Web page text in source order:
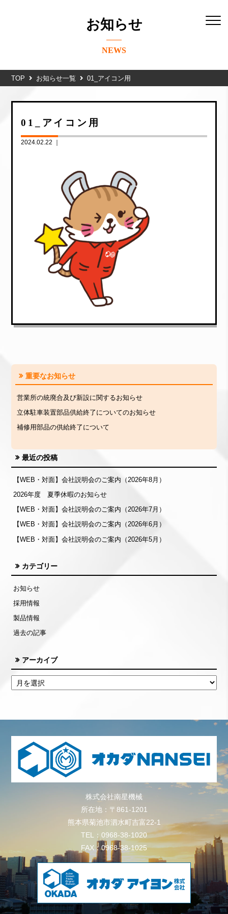
お知らせ
NEWS
TOP お知らせ一覧 01_アイコン用
01_アイコン用
2024.02.22 ｜
重要なお知らせ
営業所の統廃合及び新設に関するお知らせ
立体駐車装置部品供給終了についてのお知らせ
補修用部品の供給終了について
最近の投稿
【WEB・対面】会社説明会のご案内（2026年8月）
2026年度 夏季休暇のお知らせ
【WEB・対面】会社説明会のご案内（2026年7月）
【WEB・対面】会社説明会のご案内（2026年6月）
【WEB・対面】会社説明会のご案内（2026年5月）
カテゴリー
お知らせ
採用情報
製品情報
過去の記事
アーカイブ
株式会社南星機械
所在地：〒861-1201
熊本県菊池市泗水町吉富22-1
TEL：0968-38-1020
FAX：0968-38-1025